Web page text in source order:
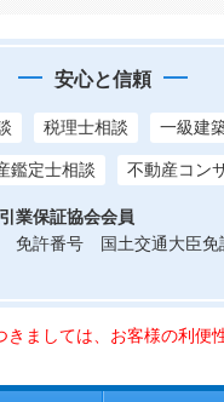
安心と信頼
税理士相談 一級建
鑑定士相談 不動産コン
業保証協会会員
免許番号 国土交通大臣免
ましては、お客様の利便